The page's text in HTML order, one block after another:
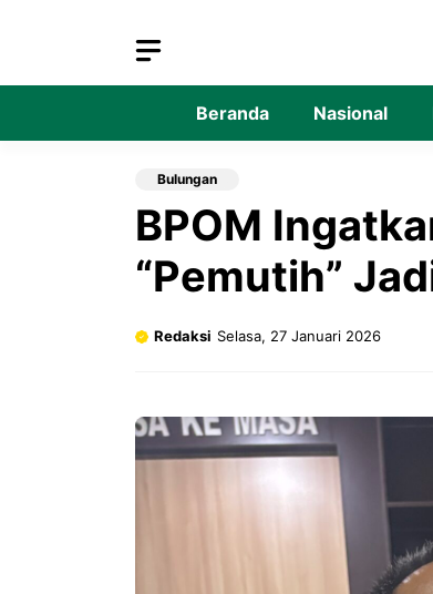
Beranda Nasional
Bulungan
BPOM
“Pemutih”
Redaksi Selasa, 27 Januari 2026